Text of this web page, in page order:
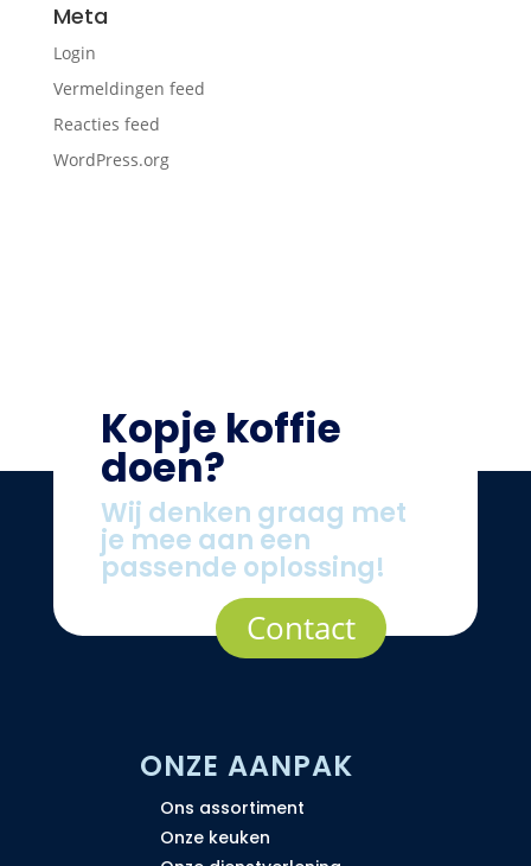
Meta
Login
Vermeldingen feed
Reacties feed
WordPress.org
Kopje koffie
doen?
Wij denken graag met
je mee aan een
passende oplossing!
Contact
ONZE AANPAK
Ons assortiment
Onze keuken